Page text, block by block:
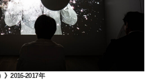
》2016-2017年